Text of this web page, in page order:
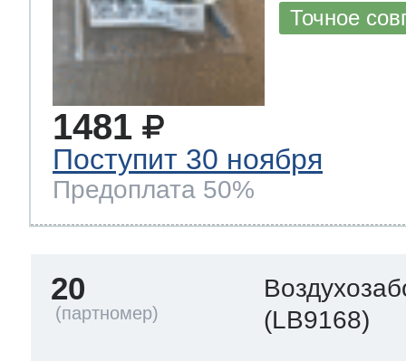
Точное
1481
Поступит 30 ноября
Предоплата 50%
20
(LB9168)